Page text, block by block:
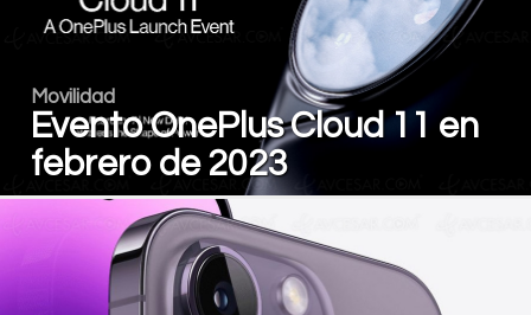
Movilidad
Evento OnePlus Cloud 11 en
febrero de 2023